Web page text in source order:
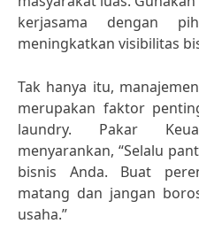
kerjasama dengan
meningkatkan visibilitas
Tak hanya itu,
merupakan faktor
laundry. Pakar
menyarankan, “Selalu
bisnis Anda. Buat
matang dan jangan
usaha.”